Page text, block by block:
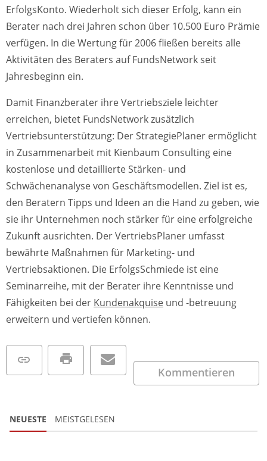
ErfolgsKonto. Wiederholt sich dieser Erfolg, kann ein
Berater nach drei Jahren schon über 10.500 Euro Prämie
verfügen. In die Wertung für 2006 fließen bereits alle
Aktivitäten des Beraters auf FundsNetwork seit
Jahresbeginn ein.
Damit Finanzberater ihre Vertriebsziele leichter
erreichen, bietet FundsNetwork zusätzlich
Vertriebsunterstützung: Der StrategiePlaner ermöglicht
in Zusammenarbeit mit Kienbaum Consulting eine
kostenlose und detaillierte Stärken- und
Schwächenanalyse von Geschäftsmodellen. Ziel ist es,
den Beratern Tipps und Ideen an die Hand zu geben, wie
sie ihr Unternehmen noch stärker für eine erfolgreiche
Zukunft ausrichten. Der VertriebsPlaner umfasst
bewährte Maßnahmen für Marketing- und
Vertriebsaktionen. Die ErfolgsSchmiede ist eine
Seminarreihe, mit der Berater ihre Kenntnisse und
Fähigkeiten bei der Kundenakquise und -betreuung
erweitern und vertiefen können.
Kommentieren
NEUESTE MEISTGELESEN